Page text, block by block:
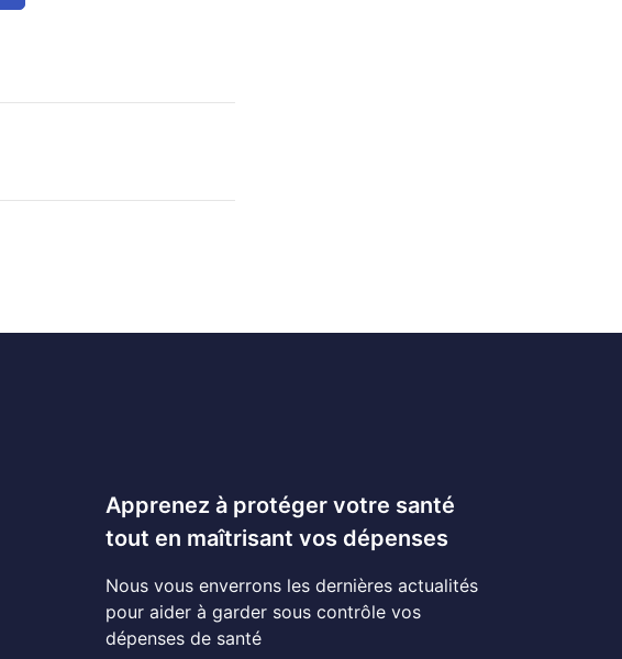
Apprenez à protéger votre santé
tout en maîtrisant vos dépenses
Nous vous enverrons les dernières actualités
pour aider à garder sous contrôle vos
dépenses de santé